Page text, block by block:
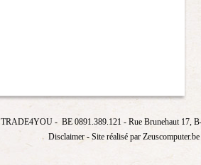
TRADE4YOU- BE 0891.389.121 - Rue Brunehaut 17,
Disclaimer- Site réalisé par Zeuscomputer.be